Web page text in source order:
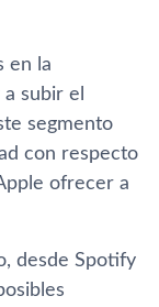
en la
subir el
segmento
con respecto
ofrecer a
desde Spotify